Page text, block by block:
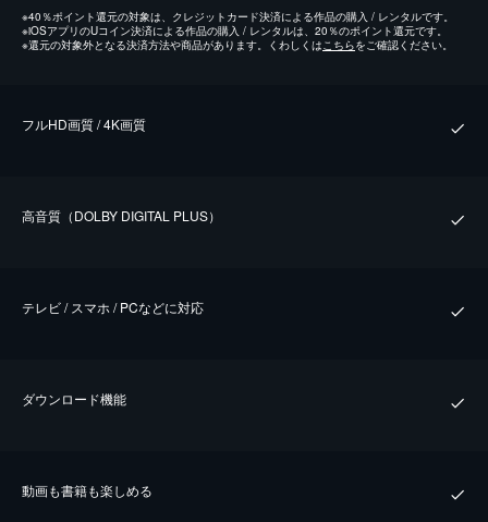
※40％ポイント還元の対象は、クレジットカード決済による作品の購入 / レンタルです。
※iOSアプリのUコイン決済による作品の購入 / レンタルは、20％のポイント還元です。
※還元の対象外となる決済方法や商品があります。くわしくはこちらをご確認ください。
フルHD画質 / 4K画質
⾼⾳質（DOLBY DIGITAL PLUS）
テレビ / スマホ / PCなどに対応
ダウンロード機能
動画も書籍も楽しめる